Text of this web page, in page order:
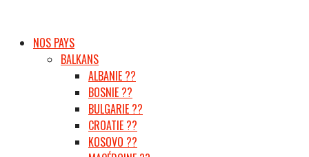
NOS PAYS
BALKANS
ALBANIE ??
BOSNIE ??
BULGARIE ??
CROATIE ??
KOSOVO ??